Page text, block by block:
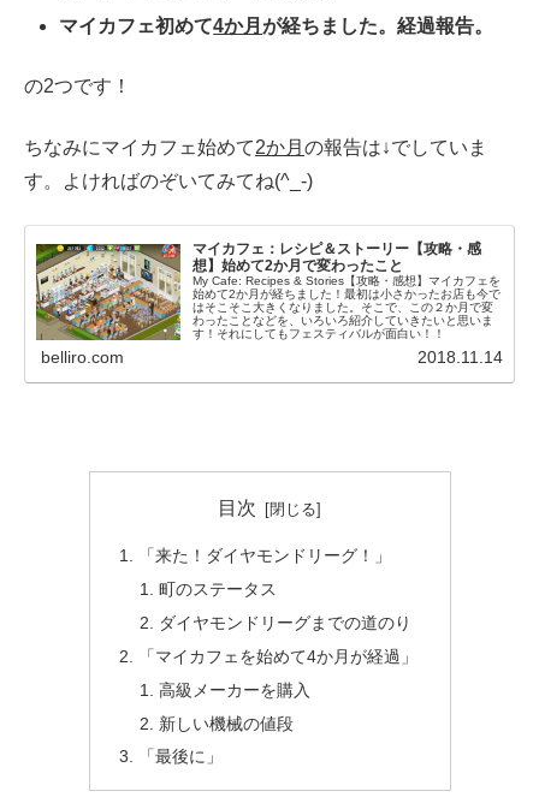
マイカフェ初めて4か月が経ちました。経過報告。
の2つです！
ちなみにマイカフェ始めて2か月 の報告は↓でしていま
す。よければのぞいてみてね(^_-)
マイカフェ：レシピ＆ストーリー【攻略・感
想】始めて2か月で変わったこと
My Cafe: Recipes & Stories【攻略・感想】マイカフェを
始めて2か月が経ちました！最初は小さかったお店も今で
はそこそこ大きくなりました。そこで、この２か月で変
わったことなどを、いろいろ紹介していきたいと思いま
す！それにしてもフェスティバルが面白い！！
belliro.com 2018.11.14
目次
「来た！ダイヤモンドリーグ！」
町のステータス
ダイヤモンドリーグまでの道のり
「マイカフェを始めて4か月が経過」
高級メーカーを購入
新しい機械の値段
「最後に」